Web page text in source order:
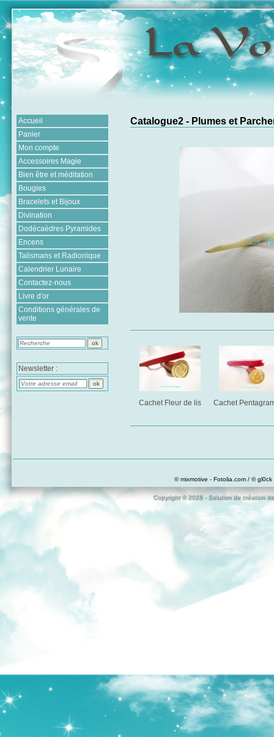
Accueil
Panier
Mon compte
Accessoires Magie
Bien être et méditation
Bougies
Bracelets et Bijoux
Divination
Dodécaèdres Pyramides
Encens
Talismans et Radionique
Calendrier Lunaire
Contactez-nous
Livre d'or
Conditions générales de
vente
Newsletter :
Catalogue2 - Plumes et
Cachet Fleur de lis Cachet
© mixmotive - Fotolia.com / ©
Copyright © 2026 - Solution de création